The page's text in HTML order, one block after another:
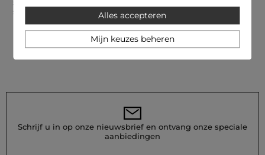
Onderhoudsadvies
Was uw jurk in de machine op 30°C, met een ultra-delicaat
afgeraden. Gebruik geen droger, dit wordt ook sterk
Referentie: 32536311066101043 262-RMALIX
Rechte jurken vrouw
Gebreide Jurk Met V-Hals Beige Vrouw
Schrijf u in op onze nieuwsbrief en ontvang onze speciale
aanbiedingen
Alles accepteren
Mijn keuzes beheren